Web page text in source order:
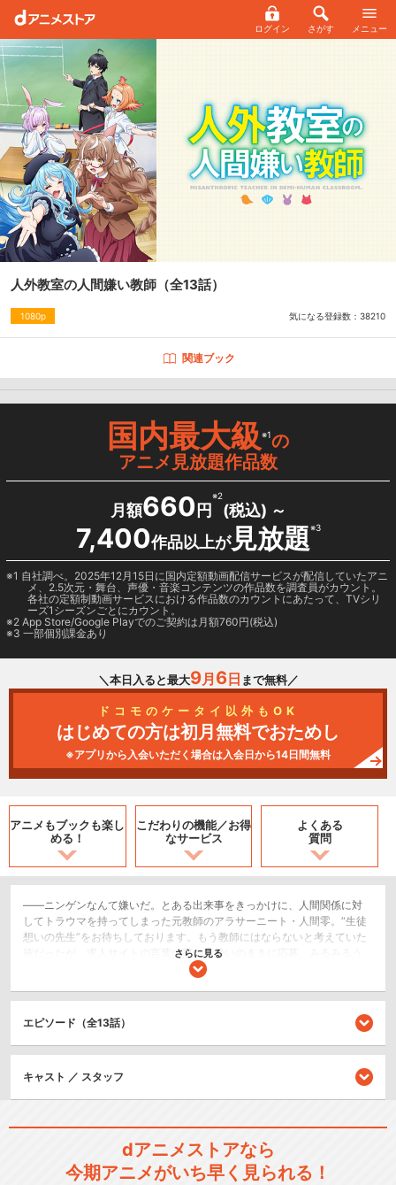
ログイン さがす メニュー
人外教室の人間嫌い教師 （全13話）
1080p 気になる登録数： 38210
関連ブック
国内最大級※1の
アニメ見放題作品数
月額660 円
※2
(税込) ～
7,400作品以上が見放題※3
1 自社調べ。2025年12月15日に国内定額動画配信サービスが配信していたアニ
メ、2.5次元・舞台、声優・音楽コンテンツの作品数を調査員がカウント。
各社の定額制動画サービスにおける作品数のカウントにあたって、TVシリ
ーズ1シーズンごとにカウント。
2 App Store/Google Playでのご契約は月額760円(税込)
3 一部個別課金あり
＼本日入ると最大9月 6日 まで無料／
ドコモのケータイ以外もOK
はじめての方は初月無料でおためし
※アプリから入会いただく場合は入会日から14日間無料
アニメもブックも楽し
める！
こだわりの機能／お得
なサービス
よくある
質問
――ニンゲンなんて嫌いだ。とある出来事をきっかけに、人間関係に対
してトラウマを持ってしまった元教師のアラサーニート・人間零。“生徒
想いの先生”をお待ちしております。もう教師にはならないと考えていた
彼だったが、求人サイトの言葉に導かれ勢いのままに応募。みるみるう
ちに面接を通過し、山中にある自然豊かな学校へ勤めることになる。し
現れるのは、人魚族に人狼、ウサギ、鳥……。なぜ彼女たちは人間になり
たいのか？ 彼の嫌いな人間のどこに惹かれたのか？これは、異世界フ
ァンタジーでも、人生やり直し転生でもない。少し変わった学校で、一
人の教師が人間に憧れる人外女子たちと送る学園“ヒューマン”ドラマであ
さらに見る
閉じる
エピソード（全13話）
キャスト ／ スタッフ
dアニメストアなら
今期アニメがいち早く見られる！